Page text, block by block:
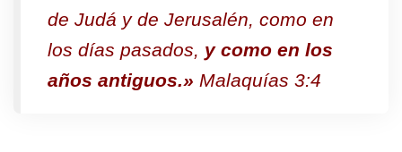
de Judá y de Jerusalén, como en
los días pasados, y como en los
años antiguos.» Malaquías 3:4